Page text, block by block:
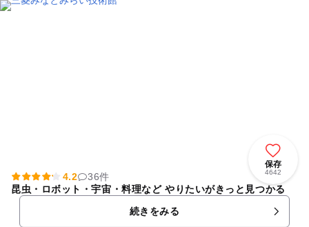
保存
4642
4.2
36件
昆虫・ロボット・宇宙・料理など やりたいがきっと見つかる
続きをみる